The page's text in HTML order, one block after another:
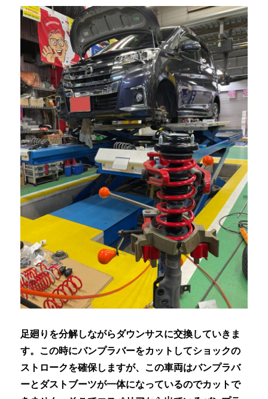
足廻りを分解しながらダウンサスに交換していきま
す。この時にバンプラバーをカットしてショックの
ストロークを確保しますが、この車両はバンプラバ
ーとダストブーツが一体になっているのでカットで